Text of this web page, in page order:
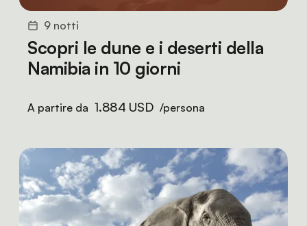
9 notti
Scopri le dune e i deserti della
Namibia in 10 giorni
A partire da 1.884 USD /persona